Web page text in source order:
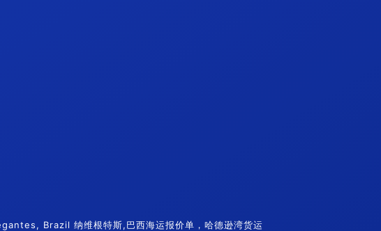
Brazil 纳维根特斯,巴西海运报价单，哈德逊湾货运